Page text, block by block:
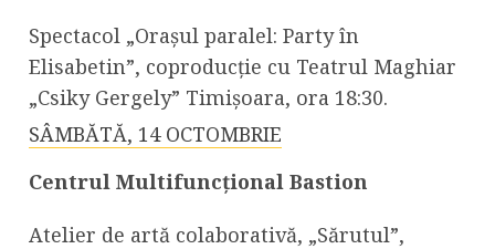
Spectacol „Orașul paralel: Party în
Elisabetin”, coproducție cu Teatrul Maghiar
„Csiky Gergely” Timișoara, ora 18:30.
SÂMBĂTĂ, 14 OCTOMBRIE
Centrul Multifuncțional Bastion
Atelier de artă colaborativă, „Sărutul”,